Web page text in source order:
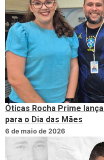
Óticas Rocha Prime
para o Dia das Mães
6 de maio de 2026